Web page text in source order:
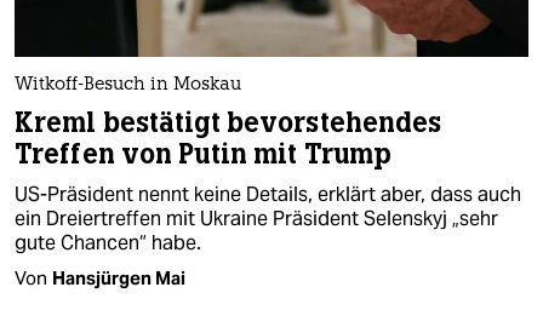
Witkoff-Besuch in Moskau
Kreml bestätigt bevorstehendes
Treffen von Putin mit Trump
US-Präsident nennt keine Details, erklärt aber, dass auch
ein Dreiertreffen mit Ukraine Präsident Selenskyj „sehr
gute Chancen“ habe.
Von Hansjürgen Mai